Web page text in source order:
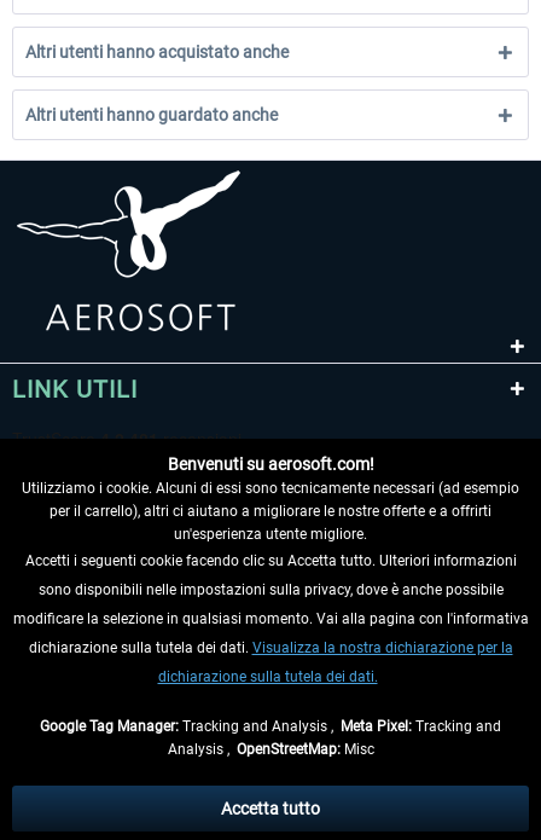
Altri utenti hanno acquistato anche
Altri utenti hanno guardato anche
LINK UTILI
RECEDERE DAL CONTRATTO
INFORMAZIONI
eventualmente le spese di spedizione, se non diversamente descritto.
** Riguarda le spedizioni al di fuori della Germania, i tempi di consegna per le
Benvenuti su aerosoft.com!
Utilizziamo i cookie. Alcuni di essi sono tecnicamente necessari (ad esempio
per il carrello), altri ci aiutano a migliorare le nostre offerte e a offrirti
un'esperienza utente migliore.
Accetti i seguenti cookie facendo clic su Accetta tutto. Ulteriori informazioni
sono disponibili nelle impostazioni sulla privacy, dove è anche possibile
modificare la selezione in qualsiasi momento. Vai alla pagina con l'informativa
dichiarazione sulla tutela dei dati. Visualizza la nostra dichiarazione per la
dichiarazione sulla tutela dei dati.
Google Tag Manager: Tracking and Analysis , Meta Pixel: Tracking and
Analysis , OpenStreetMap:Misc
Accetta tutto